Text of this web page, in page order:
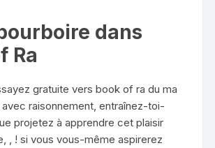
dans
Ra
gratuite vers book of ra du ma
raisonnement, entraînez-toi-
projetez à apprendre cet plaisir
, ! si vous vous-même aspirerez